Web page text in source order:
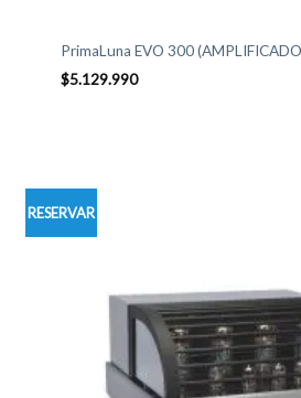
PrimaLuna EVO 300
$5.129.990
RESERVAR